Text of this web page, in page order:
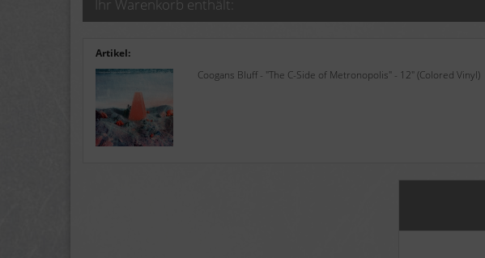
Ihr Warenkorb enthält:
Artikel:
Coogans Bluff - "The C-Side of Metronopolis" - 12" (Colored Vinyl)